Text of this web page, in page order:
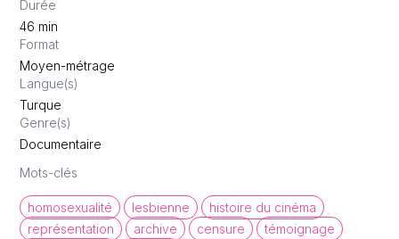
Durée
46 min
Format
Moyen-métrage
Langue(s)
Turque
Genre(s)
Documentaire
Mots-clés
homosexualité lesbienne
histoire du cinéma
représentation
archive censure
témoignage